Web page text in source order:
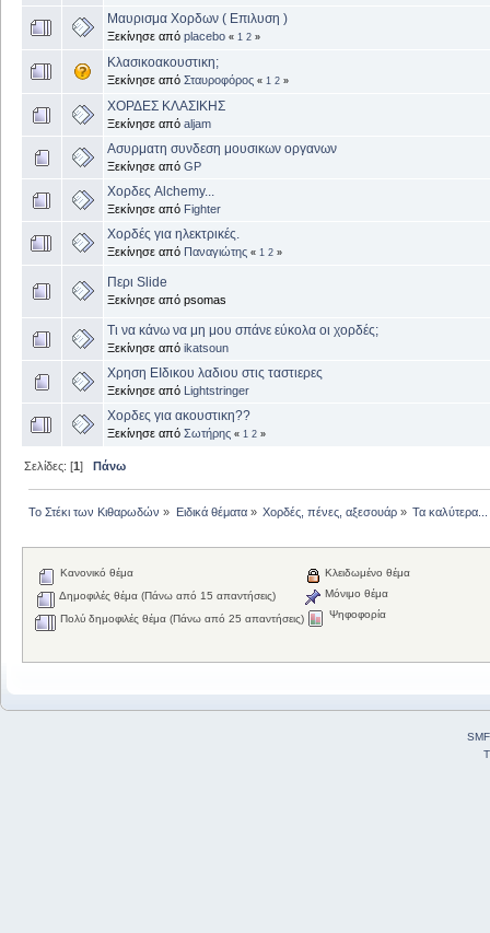
Μαυρισμα Χορδων ( Επιλυση )
Ξεκίνησε από placebo « 1 2 »
Κλασικοακουστικη;
Ξεκίνησε από Σταυροφόρος « 1 2 »
ΧΟΡΔΕΣ ΚΛΑΣΙΚΗΣ
Ξεκίνησε από aljam
Ασυρματη συνδεση μουσικων οργανων
Ξεκίνησε από GP
Χορδες Alchemy...
Ξεκίνησε από Fighter
Χορδές για ηλεκτρικές.
Ξεκίνησε από Παναγιώτης « 1 2 »
Περι Slide
Ξεκίνησε από psomas
Τι να κάνω να μη μου σπάνε εύκολα οι χορδές;
Ξεκίνησε από ikatsoun
Χρηση ΕΙδικου λαδιου στις ταστιερες
Ξεκίνησε από Lightstringer
Χορδες για ακουστικη??
Ξεκίνησε από Σωτήρης « 1 2 »
Σελίδες: [1]Πάνω
Το Στέκι των Κιθαρωδών » Ειδικά θέματα» Χορδές, πένες, αξεσουάρ» Τα καλύτερα...
Κανονικό θέμα
Δημοφιλές θέμα (Πάνω από 15 απαντήσεις)
Πολύ δημοφιλές θέμα (Πάνω από 25 απαντήσεις)
Κλειδωμένο θέμα
Μόνιμο θέμα
Ψηφοφορία